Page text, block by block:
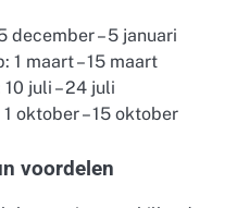
december – 5 januari
1 maart – 15 maart
juli – 24 juli
oktober – 15 oktober
voordelen